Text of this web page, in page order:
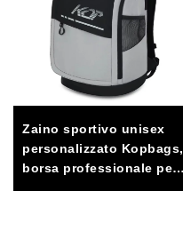
Zaino sportivo unisex
personalizzato Kopbags,
borsa professionale per